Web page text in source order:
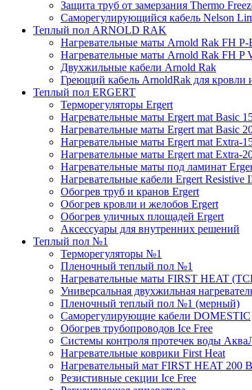
Защита труб от замерзания Thermo
Саморегулирующийся кабель Nelson
Теплый пол ARNOLD RAK
Нагревательные маты Arnold Rak FH
Нагревательные маты Arnold Rak FH P
Двухжильные кабели Arnold Rak
Греющий кабель ArnoldRak для кровли
Теплый пол ERGERT
Терморегуляторы Ergert
Нагревательные маты Ergert mat Basic
Нагревательные маты Ergert mat Basic
Нагревательные маты Ergert mat Extra-
Нагревательные маты Ergert mat Extra-
Нагревательные маты под ламинат
Нагревательные кабели Ergert Resistive
Обогрев труб и кранов Ergert
Обогрев кровли и желобов Ergert
Обогрев уличных площадей Ergert
Аксессуары для внутренних решений
Теплый пол №1
Терморегуляторы №1
Пленочный теплый пол №1
Нагревательные маты FIRST HEAT
Универсальная двухжильная
Пленочный теплый пол №1 (мерный)
Саморегулирующие кабели DOMESTIC
Обогрев трубопроводов Ice Free
Системы контроля протечек воды
Нагревательные коврики First Heat
Нагревательный мат FIRST HEAT 200
Резистивные секции Ice Free